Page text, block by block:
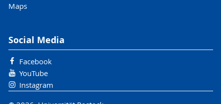
Maps
Social Media
Facebook
YouTube
Instagram